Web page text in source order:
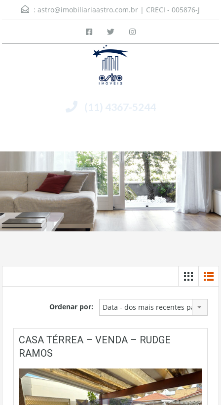
: astro@imobiliariaastro.com.br | CRECI - 005876-J
(11) 4367-5244
Ordenar por: Data - dos mais recentes para os
CASA TÉRREA – VENDA – RUDGE
RAMOS